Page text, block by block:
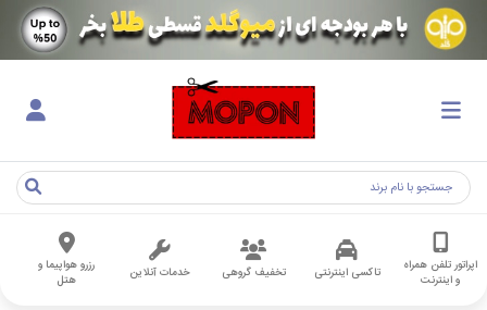
اپراتور تلفن همراه
و اینترنت
تاکسی اینترنتی تخفیف گروهی خدمات آنلاین
رزرو هواپیما و
هتل